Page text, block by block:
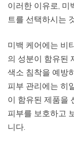
이러한 이유로, 미
트를 선택하시는
미백 케어에는 비
의 성분이 함유된
색소 침착을 예방
피부 관리에는 히
이 함유된 제품을
피부를 보호하고
니다.